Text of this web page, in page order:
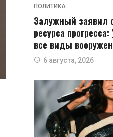
ПОЛИТИКА
Залужный заявил
ресурса
все виды
6 августа, 2026